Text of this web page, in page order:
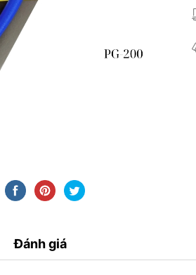
Đánh giá